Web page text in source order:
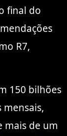
final do
R7,
150 bilhões
mensais,
mais de um